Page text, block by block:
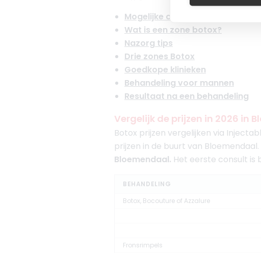
Mogelijke complicaties
Wat is een zone botox?
Nazorg tips
Drie zones Botox
Goedkope klinieken
Behandeling voor mannen
Resultaat na een behandeling
Vergelijk de prijzen in 2026 in
Botox prijzen vergelijken via
prijzen in de buurt van
Bloemendaal. Het eerste consult is
BEHANDELING
Botox, Bocouture of Azzalure
Fronsrimpels